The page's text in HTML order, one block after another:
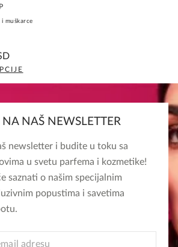
i muškarce
NA NAŠ NEWSLETTER
newsletter i budite u toku sa
u svetu parfema i kozmetike!
saznati o našim specijalnim
popustima i savetima